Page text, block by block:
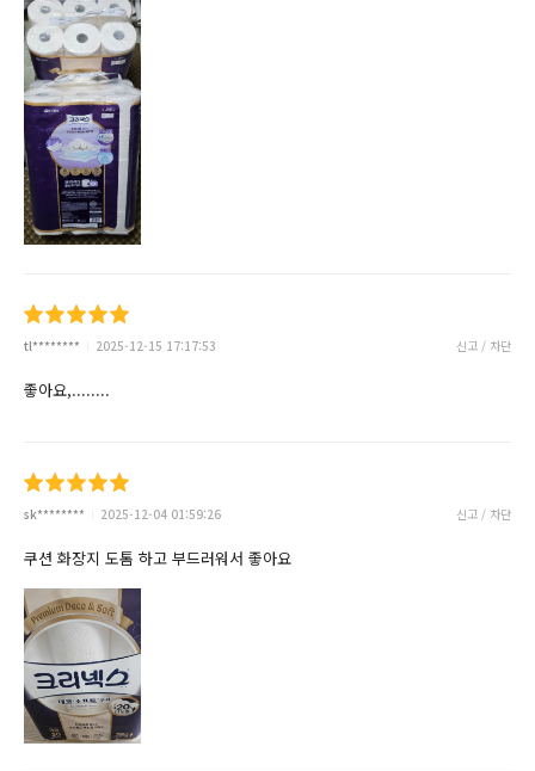
tl******** 2025-12-15 17:17:53 신고 / 차단
좋아요,........
sk******** 2025-12-04 01:59:26 신고 / 차단
쿠션 화장지 도톰 하고 부드러워서 좋아요